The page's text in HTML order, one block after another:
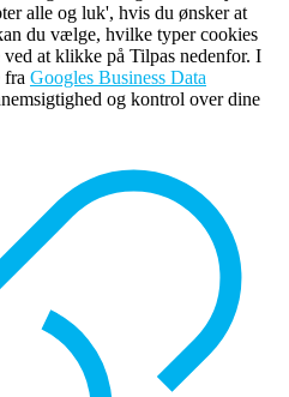
alle og luk', hvis du ønsker at
du vælge, hvilke typer cookies
at klikke på Tilpas nedenfor. I
fra Googles Business Data
og kontrol over dine